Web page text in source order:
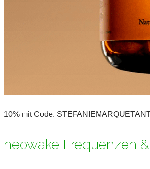
10% mit Code:
neowake Frequenzen